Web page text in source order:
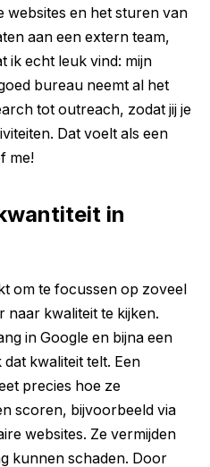
websites en het sturen van
aan een extern team,
ik echt leuk vind: mijn
bureau neemt al het
tot outreach, zodat jij je
Dat voelt als een
me!
in
om te focussen op zoveel
naar kwaliteit te kijken.
in Google en bijna een
kwaliteit telt. Een
precies hoe ze
scoren, bijvoorbeeld via
websites. Ze vermijden
kunnen schaden. Door